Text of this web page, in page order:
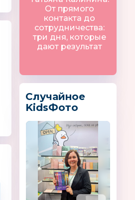
Бадабум
Россия
От прямого
контакта до
сотрудничества:
три дня, которые
дают результат
Случайное
KidsФото